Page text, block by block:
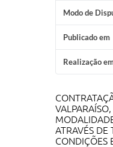
Modo de
Publicado em
Realização
ATRAVÉS
CONDIÇÕES